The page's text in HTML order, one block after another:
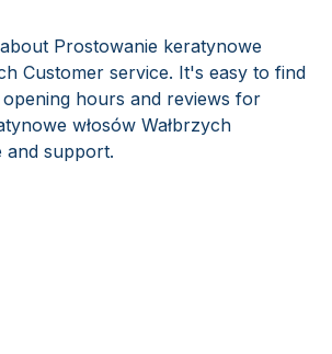
Prostowanie keratynowe
Customer service. It's easy to find
hours and reviews for
włosów Wałbrzych
and support.